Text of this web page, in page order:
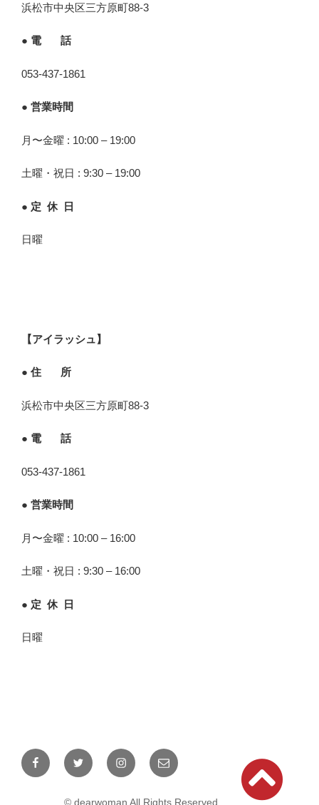
浜松市中央区三方原町88-3
● 電 話
053-437-1861
● 営業時間
月〜金曜 : 10:00 – 19:00
土曜・祝日 : 9:30 – 19:00
● 定 休 日
日曜
【アイラッシュ】
● 住 所
浜松市中央区三方原町88-3
● 電 話
053-437-1861
● 営業時間
月〜金曜 : 10:00 – 16:00
土曜・祝日 : 9:30 – 16:00
● 定 休 日
日曜
FacebookTwitter Instagramメ
ー
© dearwoman All Rights Reserved.